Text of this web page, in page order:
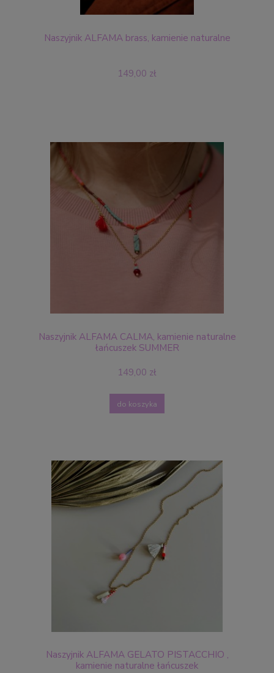
Naszyjnik ALFAMA brass, kamienie naturalne
149,00 zł
Naszyjnik ALFAMA CALMA, kamienie naturalne
łańcuszek SUMMER
149,00 zł
do koszyka
Naszyjnik ALFAMA GELATO PISTACCHIO ,
kamienie naturalne łańcuszek